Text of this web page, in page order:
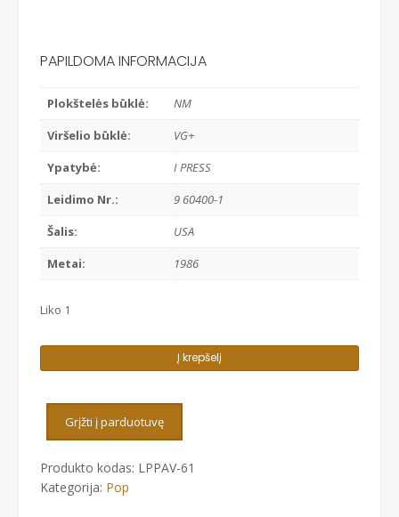
PAPILDOMA INFORMACIJA
Plokštelės būklė:
NM
Viršelio būklė:
VG+
Ypatybė:
I PRESS
Leidimo Nr.:
9 60400-1
Šalis:
USA
Metai:
1986
Liko 1
kiekis:
ONE
Į krepšelį
Grįžti į parduotuvę
Produkto kodas: LPPAV-61
Kategorija: Pop